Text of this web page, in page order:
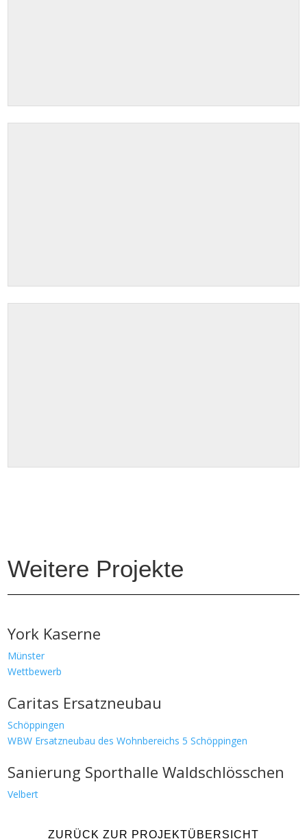
Weitere Projekte
York Kaserne
Münster
Wettbewerb
Caritas Ersatzneubau
Schöppingen
WBW Ersatzneubau des Wohnbereichs 5 Schöppingen
Sanierung Sporthalle Waldschlösschen
Velbert
ZURÜCK ZUR PROJEKTÜBERSICHT